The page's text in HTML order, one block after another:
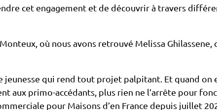
cet engagement et de découvrir à travers
où nous avons retrouvé Melissa
jeunesse qui rend tout projet palpitant. Et quand
aux primo-accédants, plus rien ne l’arrête pour
pour Maisons d’en France depuis juillet